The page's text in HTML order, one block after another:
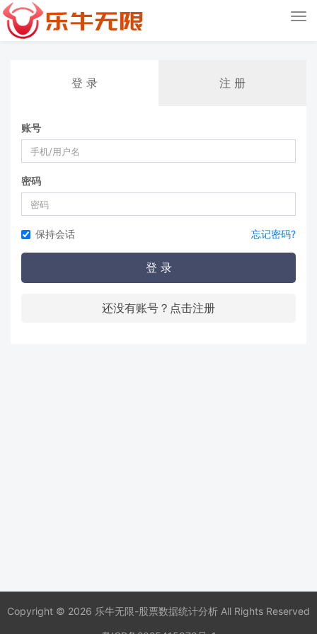
登 录 注 册
账号
密码
保持会话 忘记密码?
登 录
还没有账号？点击注册
Copyright © 2026 乐牛无限-股票数据统计分析 All Rights Reserved